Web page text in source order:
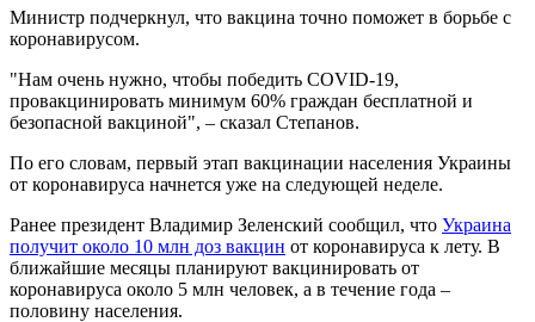
Министр подчеркнул, что вакцина точно поможет в борьбе с
коронавирусом.
"Нам очень нужно, чтобы победить COVID-19,
провакцинировать минимум 60% граждан бесплатной и
безопасной вакциной", – сказал Степанов.
По его словам, первый этап вакцинации населения Украины
от коронавируса начнется уже на следующей неделе.
Ранее президент Владимир Зеленский сообщил, что Украина
получит около 10 млн доз вакцин от коронавируса к лету. В
ближайшие месяцы планируют вакцинировать от
коронавируса около 5 млн человек, а в течение года –
половину населения.